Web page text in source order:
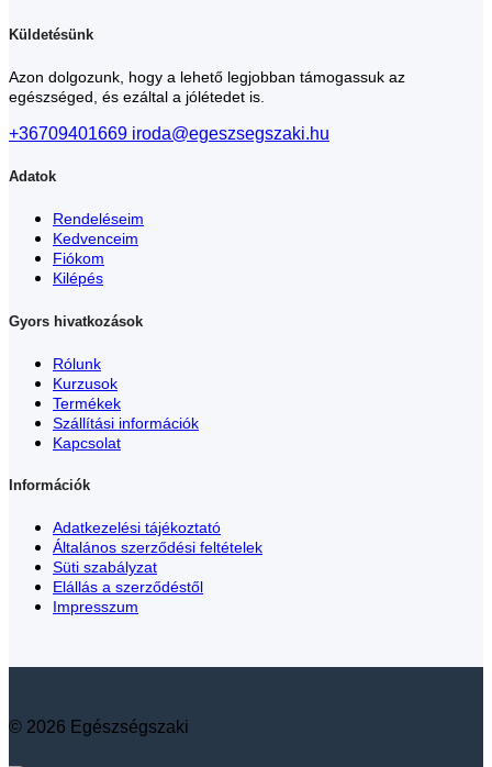
Küldetésünk
Azon dolgozunk, hogy a lehető legjobban támogassuk az
egészséged, és ezáltal a jólétedet is.
+36709401669 iroda@egeszsegszaki.hu
Adatok
Rendeléseim
Kedvenceim
Fiókom
Kilépés
Gyors hivatkozások
Rólunk
Kurzusok
Termékek
Szállítási információk
Kapcsolat
Információk
Adatkezelési tájékoztató
Általános szerződési feltételek
Süti szabályzat
Elállás a szerződéstől
Impresszum
© 2026 Egészségszaki